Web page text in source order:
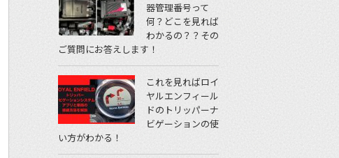
器管理番号って
何？どこを見れば
わかるの？？その
ご質問にお答えします！
これを見ればロイ
ヤルエンフィール
ドのトリッパーナ
ビゲーションの使
い方がわかる！